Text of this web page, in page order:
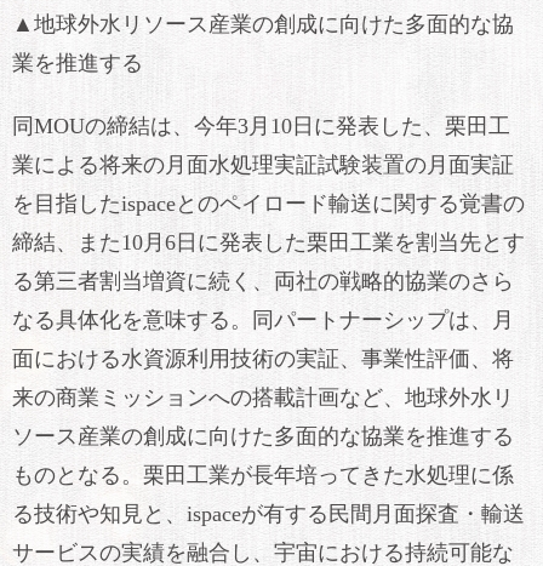
▲地球外水リソース産業の創成に向けた多面的な協
業を推進する
同MOUの締結は、今年3月10日に発表した、栗田工
業による将来の月面水処理実証試験装置の月面実証
を目指したispaceとのペイロード輸送に関する覚書の
締結、また10月6日に発表した栗田工業を割当先とす
る第三者割当増資に続く、両社の戦略的協業のさら
なる具体化を意味する。同パートナーシップは、月
面における水資源利用技術の実証、事業性評価、将
来の商業ミッションへの搭載計画など、地球外水リ
ソース産業の創成に向けた多面的な協業を推進する
ものとなる。栗田工業が長年培ってきた水処理に係
る技術や知見と、ispaceが有する民間月面探査・輸送
サービスの実績を融合し、宇宙における持続可能な